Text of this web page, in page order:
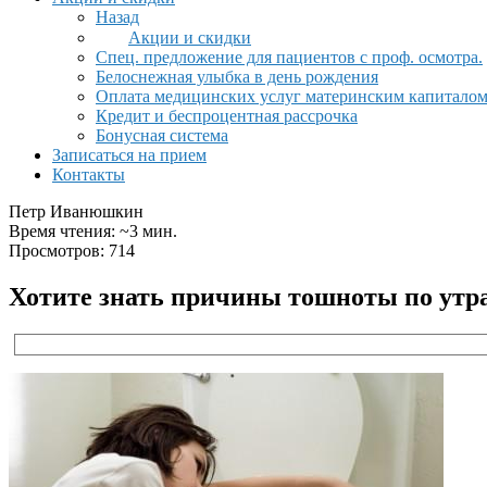
Назад
Акции и скидки
Спец. предложение для пациентов с проф. осмотра.
Белоснежная улыбка в день рождения
Оплата медицинских услуг материнским капиталом
Кредит и беспроцентная рассрочка
Бонусная система
Записаться на прием
Контакты
Петр Иванюшкин
Время чтения: ~3 мин.
Просмотров: 714
Хотите знать причины тошноты по